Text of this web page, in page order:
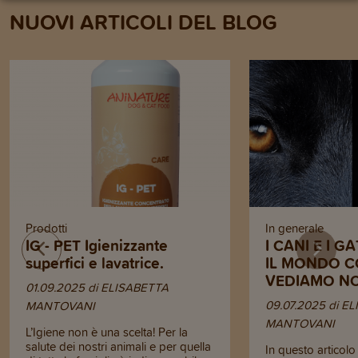
NUOVI ARTICOLI DEL BLOG
Prodotti
IG - PET Igienizzante
superfici e lavatrice.
01.09.2025 di ELISABETTA
MANTOVANI
L’Igiene non è una scelta! Per la
salute dei nostri animali e per quella
In generale
I CANI E I
IL MONDO
VEDIAMO
09.07.2025 di
MANTOVANI
In questo